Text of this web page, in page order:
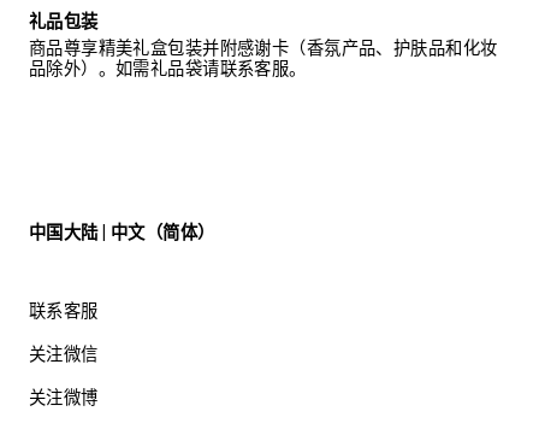
礼品包装
商品尊享精美礼盒包装并附感谢卡（香氛产品、护肤品和化妆
品除外）。如需礼品袋请联系客服。
中国大陆 | 中文（简体）
联系客服
关注微信
关注微博